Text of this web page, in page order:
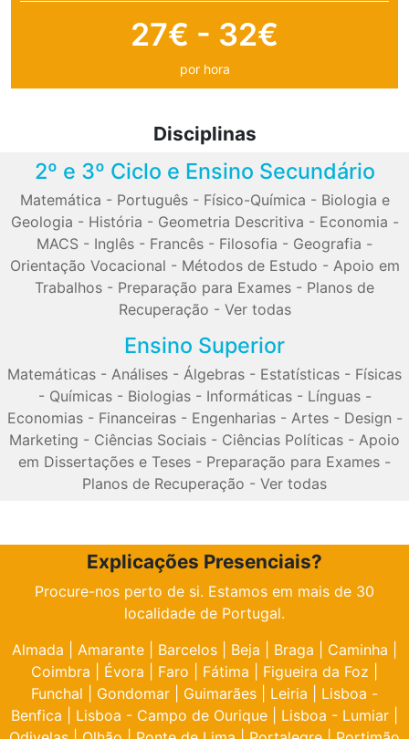
27€ - 32€
por hora
Disciplinas
2º e 3º Ciclo e Ensino Secundário
Matemática - Português- Físico-Química - Biologia e
Geologia - História - Geometria Descritiva - Economia -
MACS - Inglês - Francês - Filosofia - Geografia -
Orientação Vocacional - Métodos de Estudo - Apoio em
Trabalhos - Preparação para Exames - Planos de
Recuperação - Ver todas
Ensino Superior
Matemáticas - Análises - Álgebras - Estatísticas - Físicas
- Químicas- Biologias- Informáticas- Línguas-
Economias- Financeiras- Engenharias- Artes- Design -
Marketing - Ciências Sociais - Ciências Políticas - Apoio
em Dissertações e Teses - Preparação para Exames -
Planos de Recuperação - Ver todas
Explicações Presenciais?
Procure-nos perto de si. Estamos em mais de 30
localidade de Portugal.
Almada
Amarante Barcelos Beja Braga Caminha
Coimbra
Évora Faro Fátima Figueira da Foz
Funchal
Gondomar Guimarães Leiria
Lisboa -
Benfica
Lisboa - Campo de Ourique Lisboa - Lumiar